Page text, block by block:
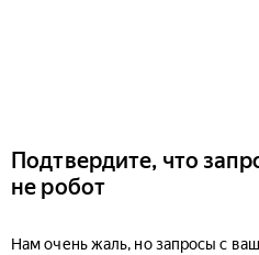
Подтвердите, что
не робот
Нам очень жаль, но запросы с